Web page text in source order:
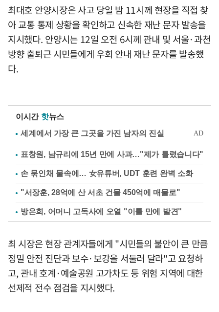
최대호 안양시장은 사고 당일 밤 11시께 현장을 직접 찾
아 교통 통제 상황을 확인하고 신속한 재난 문자 발송을
지시했다. 안양시는 12일 오전 6시께 관내 및 서울·과천
방향 출퇴근 시민들에게 우회 안내 재난 문자를 발송했
다.
이시간 핫뉴스
표창원, 남규리에 15년 만에 사과…"제가 틀렸습니다"
손 묶인채 물속에… 女유튜버, UDT 훈련 완벽 소화
"서장훈, 28억에 산 서초 건물 450억에 매물로"
방은희, 어머니 고독사에 오열 "이틀 만에 발견"
최 시장은 현장 관계자들에게 "시민들의 불안이 큰 만큼
정밀 안전 진단과 보수·보강을 서둘러 달라"고 요청하
고, 관내 호계·예술공원 고가차도 등 위험 지역에 대한
선제적 전수 점검을 지시했다.